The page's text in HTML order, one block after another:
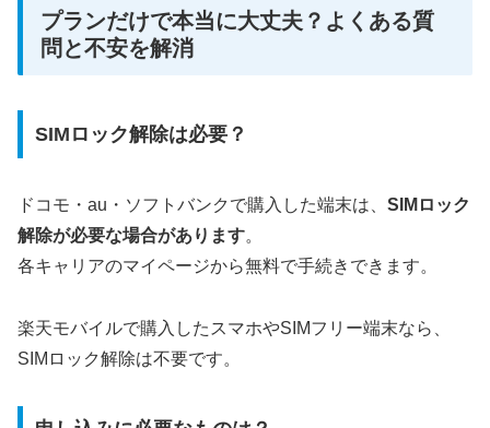
プランだけで本当に大丈夫？よくある質
問と不安を解消
SIMロック解除は必要？
ドコモ・au・ソフトバンクで購入した端末は、 SIMロック
解除が必要な場合があります。
各キャリアのマイページから無料で手続きできます。
楽天モバイルで購入したスマホやSIMフリー端末なら、
SIMロック解除は不要です。